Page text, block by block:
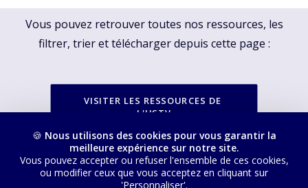
Vous pouvez retrouver toutes nos ressources, les
filtrer, trier et télécharger depuis cette page :
VISITER LES RESSOURCES DE
L'USTV
🍪 Nous utilisons des cookies pour vous garantir la
meilleure expérience sur notre site.
Vous pouvez accepter ou refuser l'ensemble de ces cookies,
ou modifier ceux que vous acceptez en cliquant sur
'Personnaliser'.